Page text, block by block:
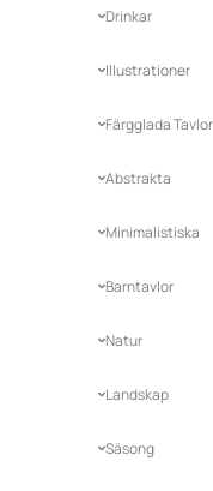
Drinkar
Illustrationer
Färgglada Tavlor
Abstrakta
Minimalistiska
Barntavlor
Natur
Landskap
Säsong